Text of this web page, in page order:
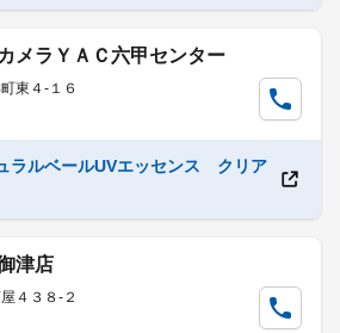
メラＹＡＣ六甲センター
東４-１６
ラルベールUVエッセンス クリア
津店
４３８-２